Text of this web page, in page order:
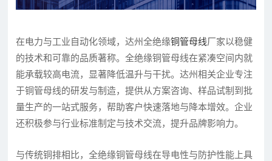
在电力与工业自动化领域，达州全绝缘铜管母线厂家以稳健
的技术和可靠的品质著称。全绝缘铜管母线在紧凑空间内就
能承载较高电流，显著降低温升与干扰。达州相关企业专注
于铜管母线的研发与制造，提供从方案咨询、样品试制到批
量生产的一站式服务，帮助客户快速落地与降本增效。企业
还积极参与行业标准制定与技术交流，提升品牌影响力。
与传统铜排相比，全绝缘铜管母线在导电性与防护性能上具